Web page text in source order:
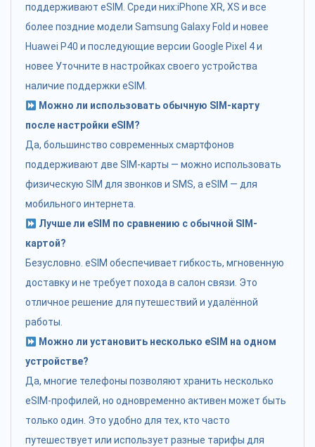
поддерживают eSIM. Среди них:iPhone XR, XS и все
более поздние модели Samsung Galaxy Fold и новее
Huawei P40 и последующие версии Google Pixel 4 и
новее Уточните в настройках своего устройства
наличие поддержки eSIM.
Можно ли использовать обычную SIM-карту
после настройки eSIM?
Да, большинство современных смартфонов
поддерживают две SIM-карты — можно использовать
физическую SIM для звонков и SMS, а eSIM — для
мобильного интернета.
Лучше ли eSIM по сравнению с обычной SIM-
картой?
Безусловно. eSIM обеспечивает гибкость, мгновенную
доставку и не требует похода в салон связи. Это
отличное решение для путешествий и удалённой
работы.
Можно ли установить несколько eSIM на одном
устройстве?
Да, многие телефоны позволяют хранить несколько
eSIM-профилей, но одновременно активен может быть
только один. Это удобно для тех, кто часто
путешествует или использует разные тарифы для